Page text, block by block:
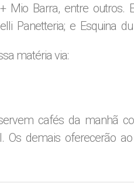
Mio Barra, entre outros.
Panetteria; e Esquina
matéria via:
cafés da manhã
Os demais oferecerão